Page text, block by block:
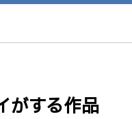
がする作品